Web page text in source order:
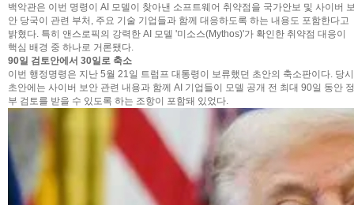
백악관은 이번 명령이 AI 모델이 찾아낸 소프트웨어 취약점을 국가안보 및 사이버
안 당국이 관련 부처, 주요 기술 기업들과 함께 대응하도록 하는 내용도 포함한다고
밝혔다. 특히 앤스로픽의 강력한 AI 모델 '미소스(Mythos)'가 확인한 취약점 대응이
핵심 배경 중 하나로 거론됐다.
90일 검토안에서 30일로 축소
이번 행정명령은 지난 5월 21일 트럼프 대통령이 보류했던 초안의 축소판이다. 당시
초안에는 사이버 보안 관련 내용과 함께 AI 기업들이 모델 공개 전 최대 90일 동안 정
부 검토를 받을 수 있도록 하는 조항이 포함돼 있었다.